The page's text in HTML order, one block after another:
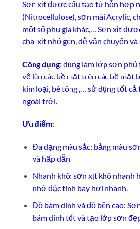
Sơn xịt được cấu tạo từ hỗn hợp
(Nitrocellulose), sơn mài Acrylic,
một số phụ gia khác,… Sơn xịt
chai xịt nhỏ gọn, dễ vận chuyển và
Công dụng: dùng làm lớp sơn phủ
vệ lên các bề mặt trên các bề mặt
kim loại, bê tông ,… sử dụng tốt cả
ngoài trời.
Ưu điểm:
Đa dạng màu sắc: bảng màu
và hấp dẫn
Nhanh khô: sơn xịt khô nhanh
nhờ đặc tính bay hơi nhanh.
Độ bám dính và độ bền cao:
bám dính tốt và tạo lớp sơn